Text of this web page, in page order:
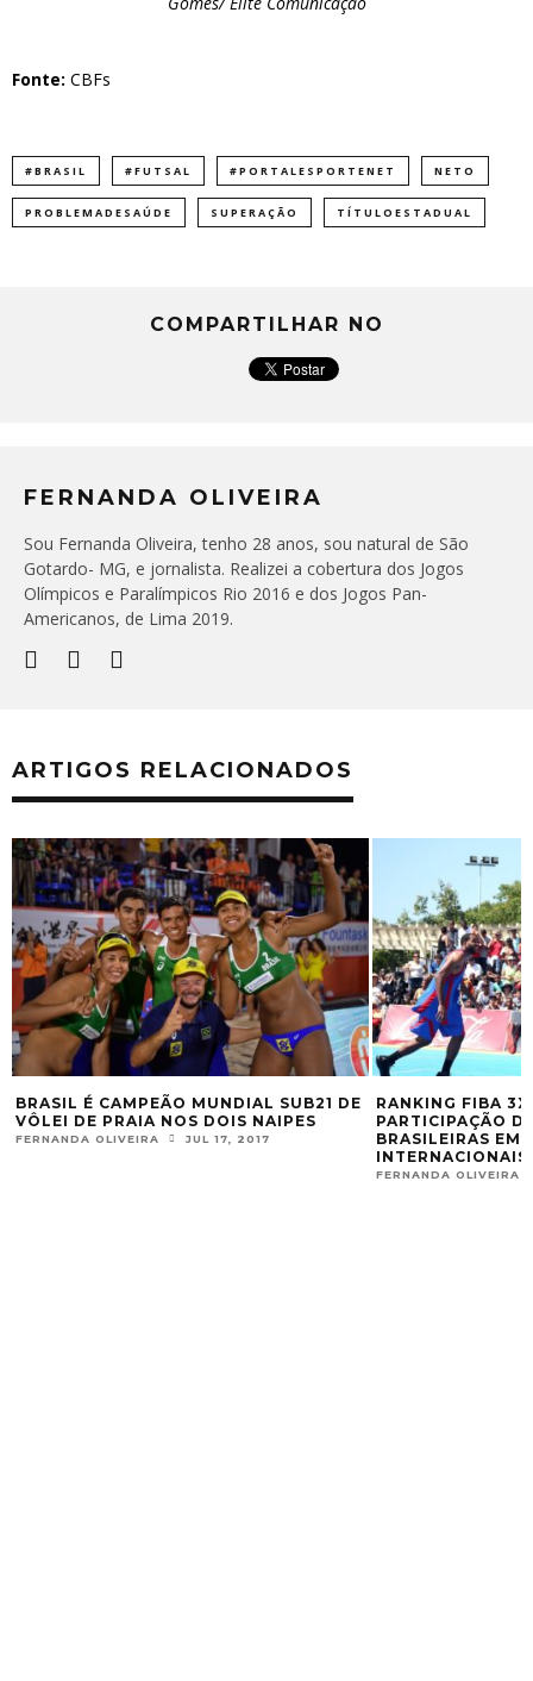
Fonte: CBFs
#BRASIL #FUTSAL #PORTALESPORTENET NETO
PROBLEMADESAÚDE SUPERAÇÃO TÍTULOESTADUAL
COMPARTILHAR NO
FERNANDA OLIVEIRA
Sou Fernanda Oliveira, tenho 28 anos, sou natural de São
Gotardo- MG, e jornalista. Realizei a cobertura dos Jogos
Olímpicos e Paralímpicos Rio 2016 e dos Jogos Pan-
Americanos, de Lima 2019.
ARTIGOS RELACIONADOS
MUNDIAL SUB21 DE
NOS DOIS NAIPES
JUL 17, 2017
RANKING FIBA 3X3
PARTICIPAÇÃO DAS SELEÇÕES
BRASILEIRAS EM
INTERNACIONAIS
FERNANDA OLIVEIRA FEV 7, 2018